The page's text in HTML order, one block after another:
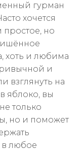
гурман
хочется
простое, но
хоть и любима
и
взглянуть на
яблоко, вы
только
но и поможет
в любое